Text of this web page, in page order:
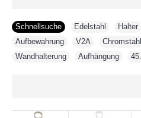
Schnellsuche Edelstahl Halter
Aufbewahrung
V2A Chromstahl
Wandhalterung
Aufhängung